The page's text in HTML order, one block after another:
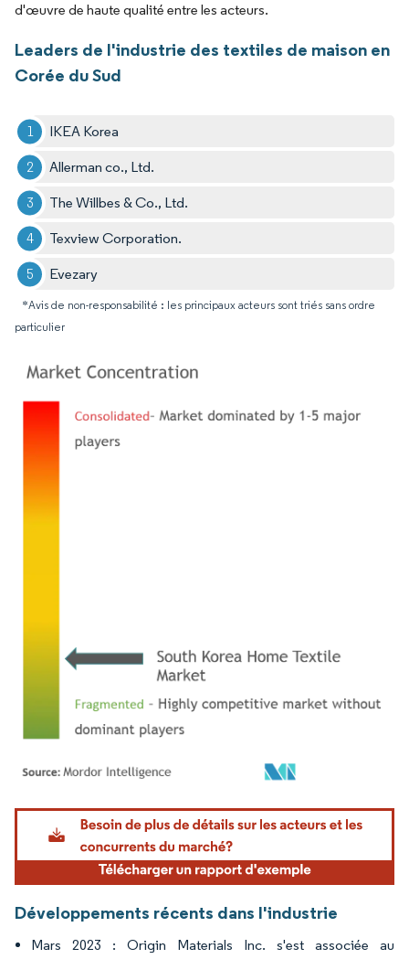
d'œuvre de haute qualité entre les acteurs.
Leaders de l'industrie des textiles de maison en
Corée du Sud
IKEA Korea
Allerman co., Ltd.
The Willbes & Co., Ltd.
Texview Corporation.
Evezary
*Avis de non-responsabilité : les principaux acteurs sont triés sans ordre
particulier
Image © Mordor Intelligence. La réutilisation nécessite une attribution sous CC BY
Développements récents dans l'industrie
Mars 2023 : Origin Materials Inc. s'est associée au